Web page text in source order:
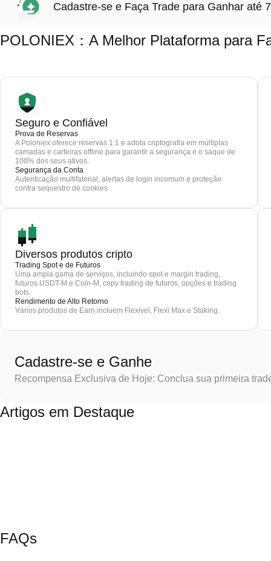
Cadastre-se e Faça Trade para Ganhar até
POLONIEX：A Melhor Plataforma para
Seguro e Confiável
Prova de Reservas
A Poloniex oferece reservas 1:1 e adota criptografia em múltiplas
camadas e carteiras offline para garantir a segurança e o saque de
100% dos seus ativos.
Segurança da Conta
Autenticação multifatorial, alertas de login incomum e proteção
contra sequestro de cookies
Diversos produtos cripto
Trading Spot e de Futuros
Uma ampla gama de serviços, incluindo spot e margin trading,
futuros USDT-M e Coin-M, copy trading de futuros, opções e trading
bots.
Rendimento de Alto Retorno
Vários produtos de Earn incluem Flexível, Flexi Max e Staking.
Cadastre-se e Ganhe
Recompensa Exclusiva de Hoje: Conclua sua primeira
Artigos em Destaque
FAQs